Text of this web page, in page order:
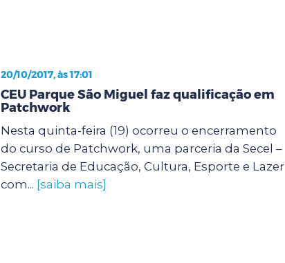
20/10/2017, às 17:01
CEU Parque São Miguel faz qualificação em
Patchwork
Nesta quinta-feira (19) ocorreu o encerramento
do curso de Patchwork, uma parceria da Secel –
Secretaria de Educação, Cultura, Esporte e Lazer
com... [saiba mais]